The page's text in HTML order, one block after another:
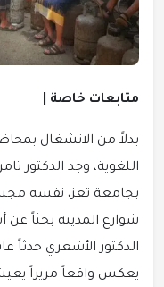
متابعات خاصة |
بدلاً من الانشغال
اللغوية، وجد الدكتور
بجامعة تعز، نفسه
شوارع المدينة بحثاً
الدكتور الأشعري حدثاً
يعكس واقعاً مريراً